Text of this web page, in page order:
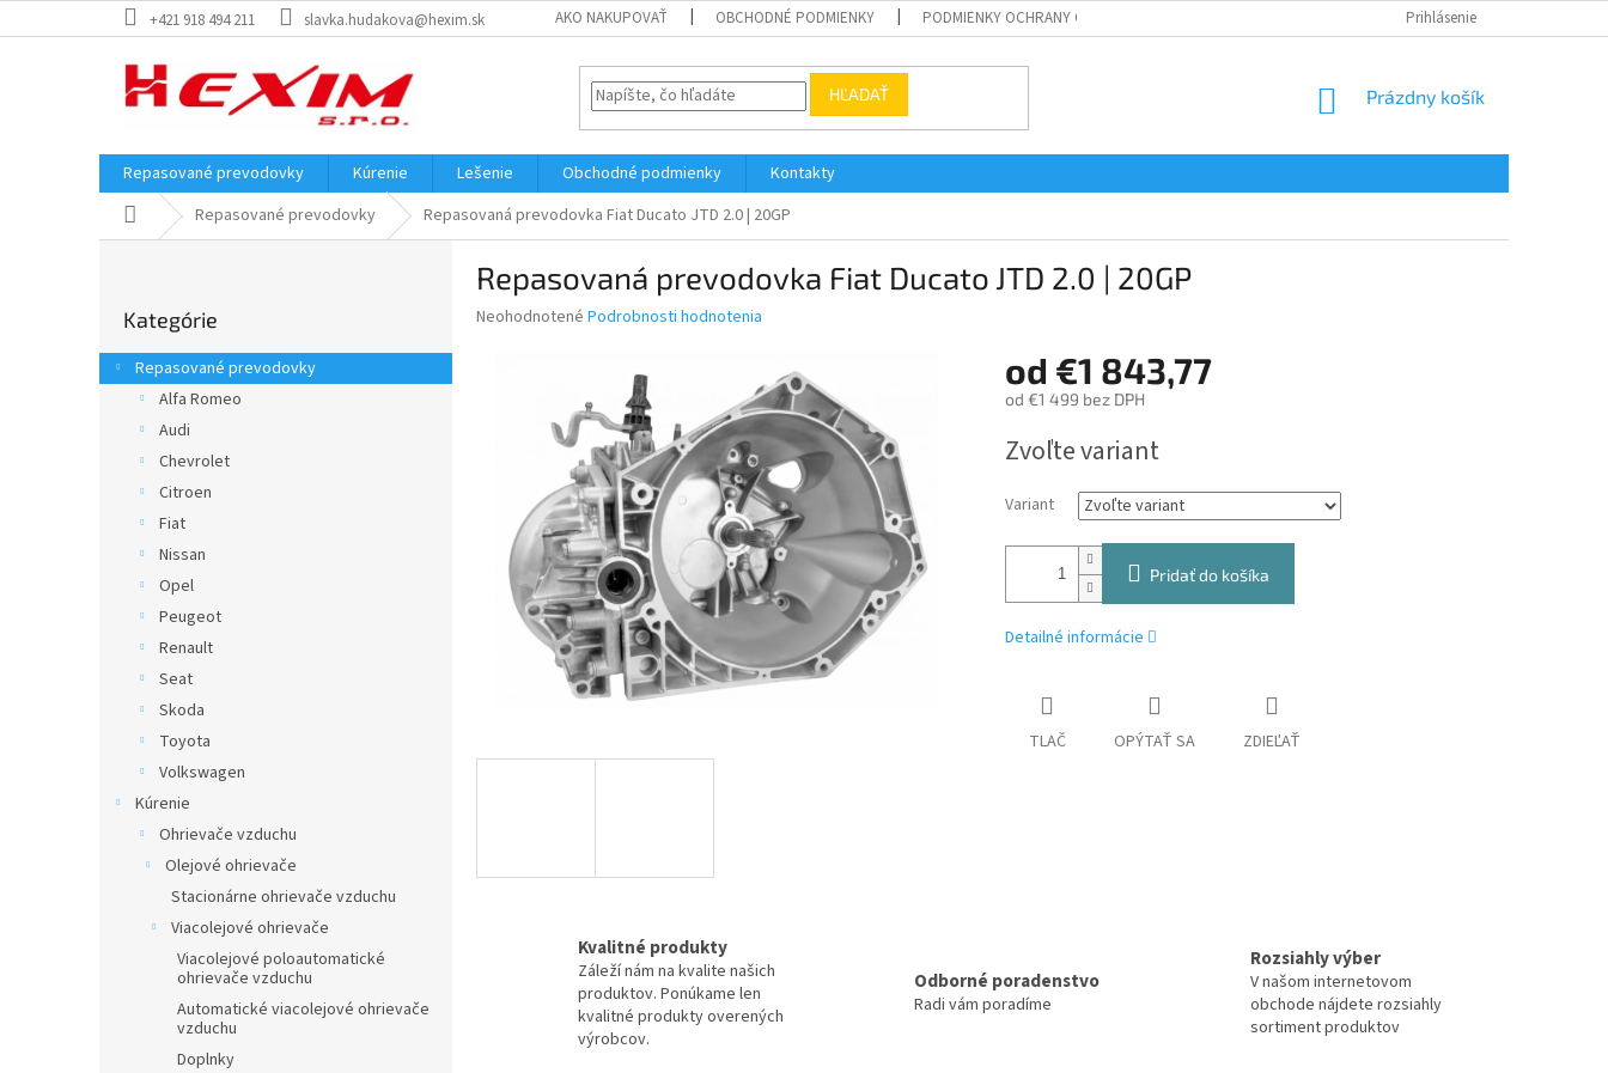
na
+421 918 494 211 slavka.hudakova@hexim.sk AKO NAKUPOVAŤ OBCHODNÉ PODMIENKY PODMIENKY OCHRANY OSOBNÝCH ÚDAJOV Prihlásenie
HĽADAŤ
NÁKUPNÝ
Prázdny košík
Repasované prevodovky Kúrenie Lešenie Obchodné podmienky
Kontakty
DomovRepasované prevodovky Repasovaná prevodovka Fiat Ducato JTD 2.0 | 20GP
ý
p
kategórie
Kategórie
Repasované prevodovky
Alfa Romeo
Audi
Chevrolet
Citroen
Fiat
Nissan
Opel
Peugeot
Renault
Seat
Skoda
Toyota
Volkswagen
Kúrenie
Ohrievače vzduchu
Olejové ohrievače
Stacionárne ohrievače vzduchu
Viacolejové ohrievače
Viacolejové poloautomatické
ohrievače vzduchu
Automatické viacolejové ohrievače
vzduchu
Doplnky
Repasovaná prevodovka Fiat Ducato JTD 2.0 | 20GP
Priemerné
Neohodnotené Podrobnosti hodnotenia
od €1 843,77
od €1 499 bez DPH
cena:
Zvoľte variant
Variant
Pridať do košíka
Detailné informácie
TLAČ OPÝTAŤ SA ZDIEĽAŤ
Kvalitné produkty
Záleží nám na kvalite našich
produktov. Ponúkame len
kvalitné produkty overených
výrobcov.
Odborné poradenstvo
Radi vám poradíme
Rozsiahly výber
V našom internetovom
obchode nájdete rozsiahly
sortiment produktov